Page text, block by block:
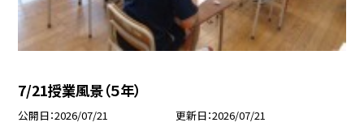
7/21授業風景（５年）
公開日 2026/07/21 更新日 2026/07/21